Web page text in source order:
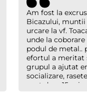
Am fost la
Bicazului, muntii
urcare la vf.
unde la
podul de metal..
efortul a meritat
grupul a ajutat
socializare,
sunt doar 15